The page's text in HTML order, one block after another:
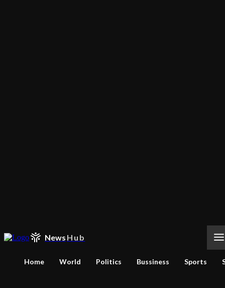
News Hub
Home World Politics Bussiness Sports